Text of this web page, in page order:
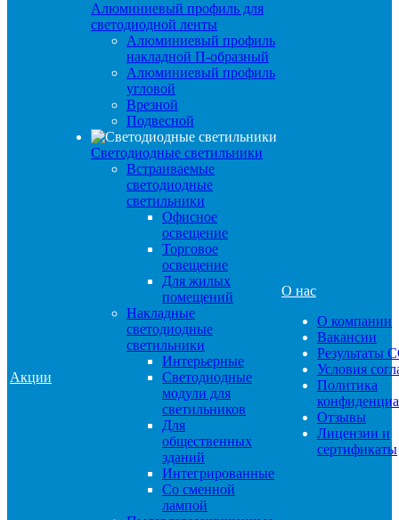
Акции
Алюминиевый профиль для
светодиодной ленты
Алюминиевый профиль
накладной П-образный
Алюминиевый профиль
угловой
Врезной
Подвесной
Светодиодные светильники
Встраиваемые
светодиодные
светильники
Офисное
освещение
Торговое
освещение
Для жилых
помещений
Накладные
светодиодные
светильники
Интерьерные
Светодиодные
модули для
светильников
Для
общественных
зданий
Интегрированные
Со сменной
лампой
О нас
О компании
Вакансии
Результаты
Условия
Политика
Отзывы
Лицензии и
сертификаты